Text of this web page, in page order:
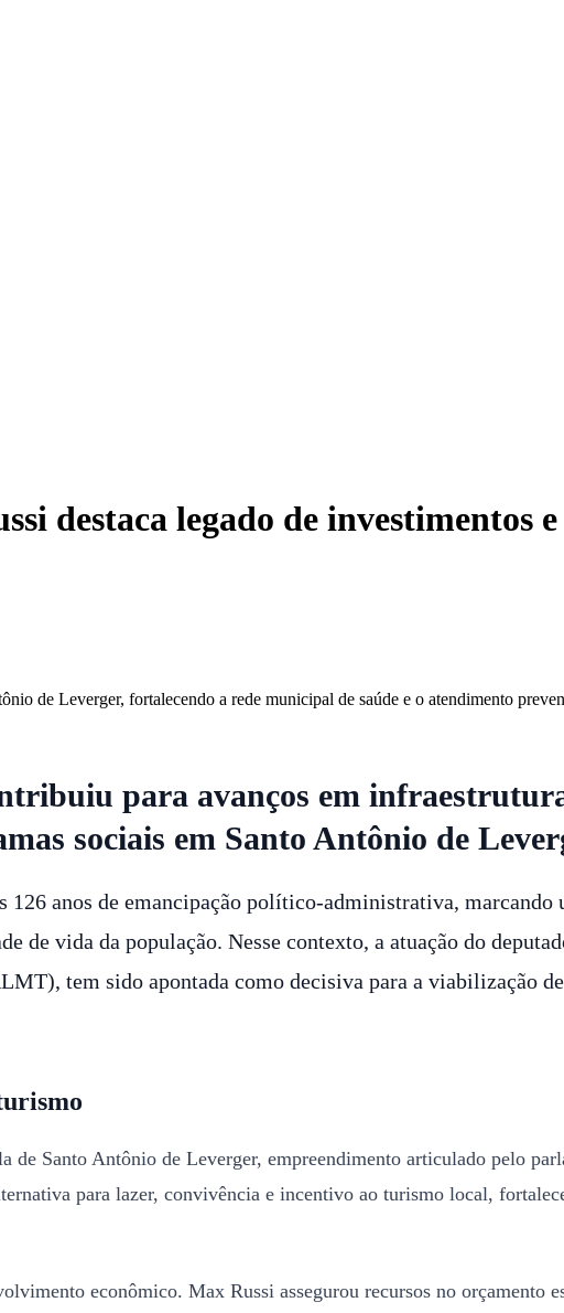
destaca legado de investimentos
de Leverger, fortalecendo a rede municipal de saúde e o atendimento
para avanços em
sociais em Santo Antônio de
126 anos de emancipação político-administrativa,
de vida da população. Nesse contexto, a atuação do
tem sido apontada como decisiva para a viabilização
de Santo Antônio de Leverger, empreendimento articulado pelo
para lazer, convivência e incentivo ao turismo local,
econômico. Max Russi assegurou recursos no orçamento